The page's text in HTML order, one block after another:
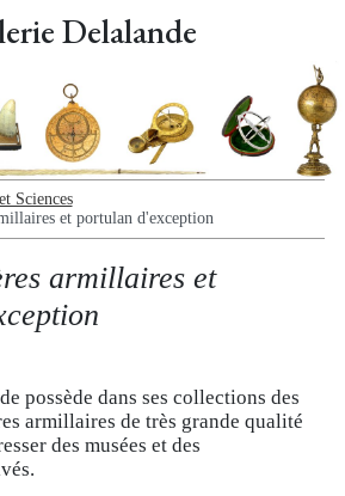
Delalande
Sciences
et portulan d'exception
armillaires et
possède dans ses collections des
armillaires de très grande qualité
des musées et des